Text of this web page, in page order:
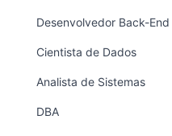
Desenvolvedor Back-End
Cientista de Dados
Analista de Sistemas
DBA